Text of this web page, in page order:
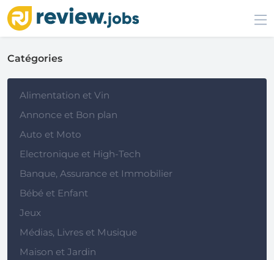
Catégories
Alimentation et Vin
Annonce et Bon plan
Auto et Moto
Electronique et High-Tech
Banque, Assurance et Immobilier
Bébé et Enfant
Jeux
Médias, Livres et Musique
Maison et Jardin